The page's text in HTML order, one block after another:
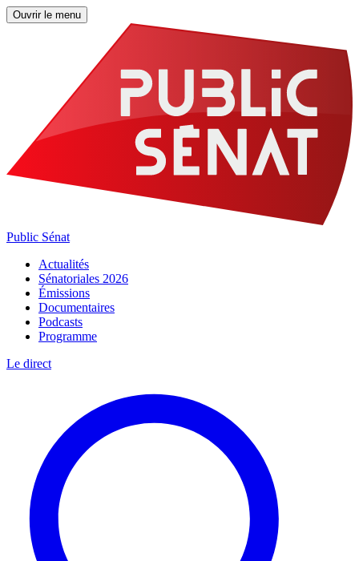
Ouvrir le menu
Public Sénat
Actualités
Sénatoriales 2026
Émissions
Documentaires
Podcasts
Programme
Le direct